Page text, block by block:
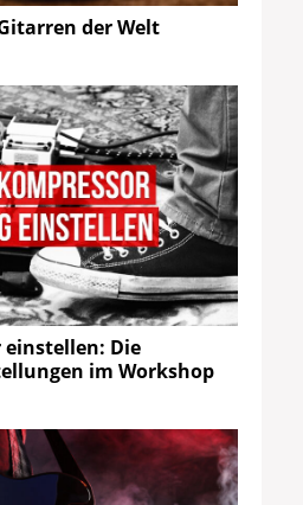
der Welt
einstellen: Die
im Workshop